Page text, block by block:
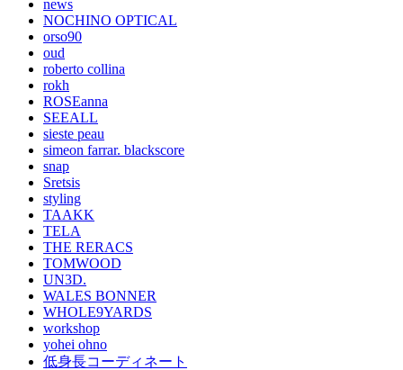
news
NOCHINO OPTICAL
orso90
oud
roberto collina
rokh
ROSEanna
SEEALL
sieste peau
simeon farrar. blackscore
snap
Sretsis
styling
TAAKK
TELA
THE RERACS
TOMWOOD
UN3D.
WALES BONNER
WHOLE9YARDS
workshop
yohei ohno
低身長コーディネート